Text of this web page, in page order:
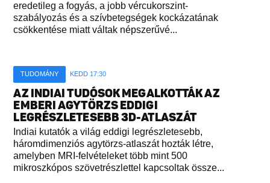
eredetileg a fogyás, a jobb vércukorszint-
szabályozás és a szívbetegségek kockázatának
csökkentése miatt váltak népszerűvé...
TUDOMÁNY KEDD 17:30
AZ INDIAI TUDÓSOK MEGALKOTTÁK AZ
EMBERI AGYTÖRZS EDDIGI
LEGRÉSZLETESEBB 3D-ATLASZÁT
Indiai kutatók a világ eddigi legrészletesebb,
háromdimenziós agytörzs-atlaszát hozták létre,
amelyben MRI-felvételeket több mint 500
mikroszkópos szövetrészlettel kapcsoltak össze...